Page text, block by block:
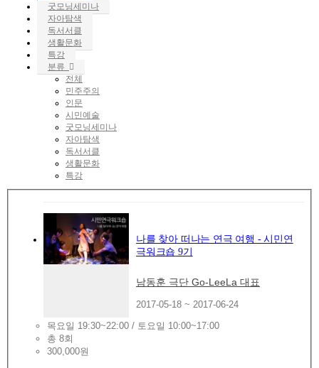
굿모닝세미나
자아탐색
독서서클
생활문화
특강
분류
전체
민주주의
인문
시민예술
굿모닝세미나
자아탐색
독서서클
생활문화
특강
나를 찾아 떠나는 연극 여행 - 시민연
극워크숍 9기
남동훈 극단 Go-LeeLa 대표
2017-05-18 ~ 2017-06-24
목요일 19:30~22:00 / 토요일 10:00~17:00
총 8회
300,000원